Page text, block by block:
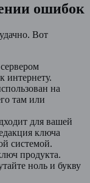
ошибок
Вот
интернету.
на
там или
для вашей
ключа
системой.
продукта.
ноль и букву